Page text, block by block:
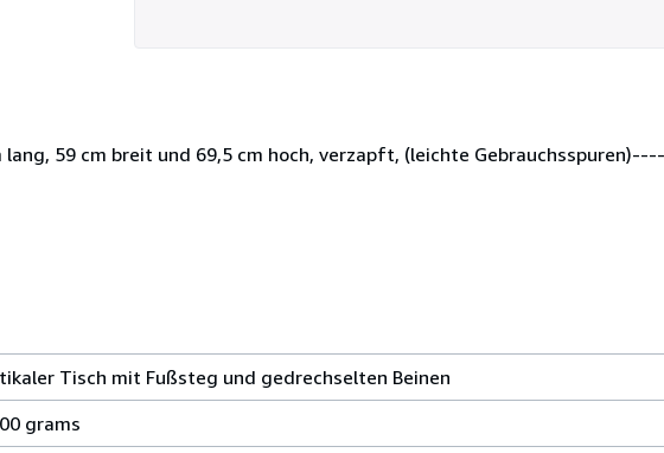
lang, 59 cm breit und 69,5 cm hoch, verzapft, (leichte
Tisch mit Fußsteg und gedrechselten Beinen
grams